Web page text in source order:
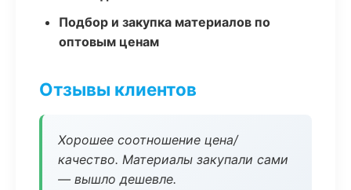
Подбор и закупка материалов по
оптовым ценам
Отзывы клиентов
Хорошее соотношение цена/
качество. Материалы закупали сами
— вышло дешевле.